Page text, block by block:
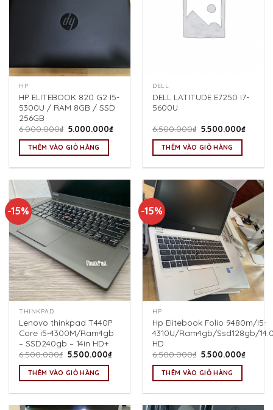
HP
HP ELITEBOOK 820 G2 I5-
5300U / RAM 8GB / SSD
256GB
6.000.000₫ Giá
là:
6.000.000₫.
5.000.000₫Giá
THÊM VÀO GIỎ HÀNG
DELL
DELL LATITUDE E7250 I7-
5600U
6.500.000₫ Giá
là:
6.500.000₫.
5.500.000₫Giá
THÊM VÀO GIỎ HÀNG
-15%
THINKPAD
Lenovo thinkpad T440P
Core i5-4300M/Ram4gb
– SSD240gb – 14in HD+
6.500.000₫ Giá
là:
6.500.000₫.
5.500.000₫Giá
THÊM VÀO GIỎ HÀNG
-15%
HP
Hp Elitebook Folio 9480m/I5-
4310U/Ram4gb/Ssd128gb/
HD
6.500.000₫ Giá
là:
6.500.000₫.
5.500.000₫Giá
THÊM VÀO GIỎ HÀNG